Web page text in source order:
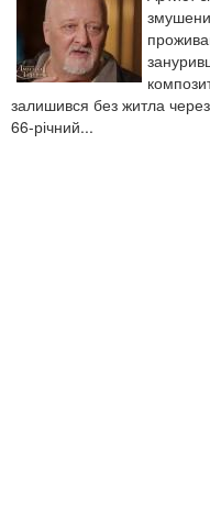
залишився без житла через
66-річний...